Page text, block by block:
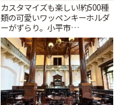
カスタマイズも楽しい!約500種
類の可愛いワッペンキーホルダ
ーがずらり。小平市
「Kimamaya T&K」 | ことりっ
ぷ